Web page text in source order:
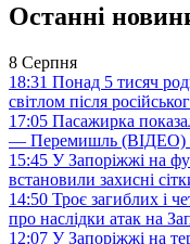
Останні
8 Серпня
18:31 Понад 5 тисяч
світлом після
17:05 Пасажирка
— Перемишль (ВІДЕО)
15:45 У Запоріжжі на
встановили захисні
14:50 Троє загиблих і
про наслідки атак на
12:07 У Запоріжжі на